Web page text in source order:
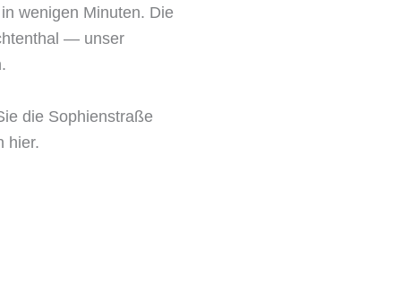
wenigen Minuten. Die
— unser
die Sophienstraße
hier.